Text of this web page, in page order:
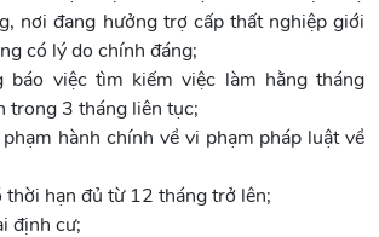
nơi đang hưởng trợ cấp thất nghiệp giới
có lý do chính đáng;
báo việc tìm kiếm việc làm hằng tháng
trong 3 tháng liên tục;
hành chính về vi phạm pháp luật về
hạn đủ từ 12 tháng trở lên;
định cư;